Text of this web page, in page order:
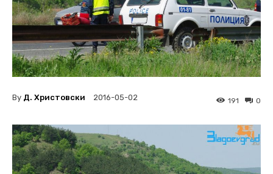
By Д. Христовски 2016-05-02 0
191